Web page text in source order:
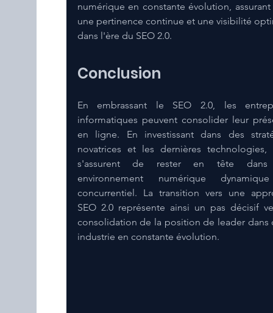
numérique en constante évolution, assurant
une pertinence continue et une visibilité
dans l'ère du SEO 2.0.
Conclusion
En embrassant le SEO 2.0, les
informatiques peuvent consolider leur
en ligne. En investissant dans des
novatrices et les dernières technologies,
s'assurent de rester en tête
environnement numérique
concurrentiel. La transition vers une
SEO 2.0 représente ainsi un pas décisif
consolidation de la position de leader dans
industrie en constante évolution.